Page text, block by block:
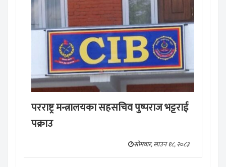
परराष्ट्र मन्त्रालयका सहसचिव पुष्पराज भट्टराई
पक्राउ
सोमवार, साउन १८, २०८३